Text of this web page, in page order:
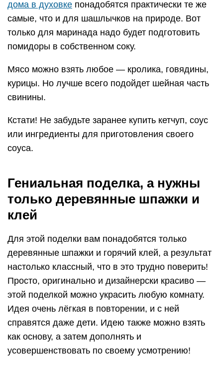
дома в духовке понадобятся практически те же
самые, что и для шашлычков на природе. Вот
только для маринада надо будет подготовить
помидоры в собственном соку.
Мясо можно взять любое — кролика, говядины,
курицы. Но лучше всего подойдет шейная часть
свинины.
Кстати! Не забудьте заранее купить кетчуп, соус
или ингредиенты для приготовления своего
соуса.
Гениальная поделка, а нужны
только деревянные шпажки и
клей
Для этой поделки вам понадобятся только
деревянные шпажки и горячий клей, а результат
настолько классный, что в это трудно поверить!
Просто, оригинально и дизайнерски красиво —
этой поделкой можно украсить любую комнату.
Идея очень лёгкая в повторении, и с ней
справятся даже дети. Идею также можно взять
как основу, а затем дополнять и
усовершенствовать по своему усмотрению!